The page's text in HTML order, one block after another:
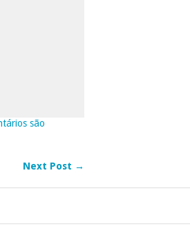
são
Next Post →